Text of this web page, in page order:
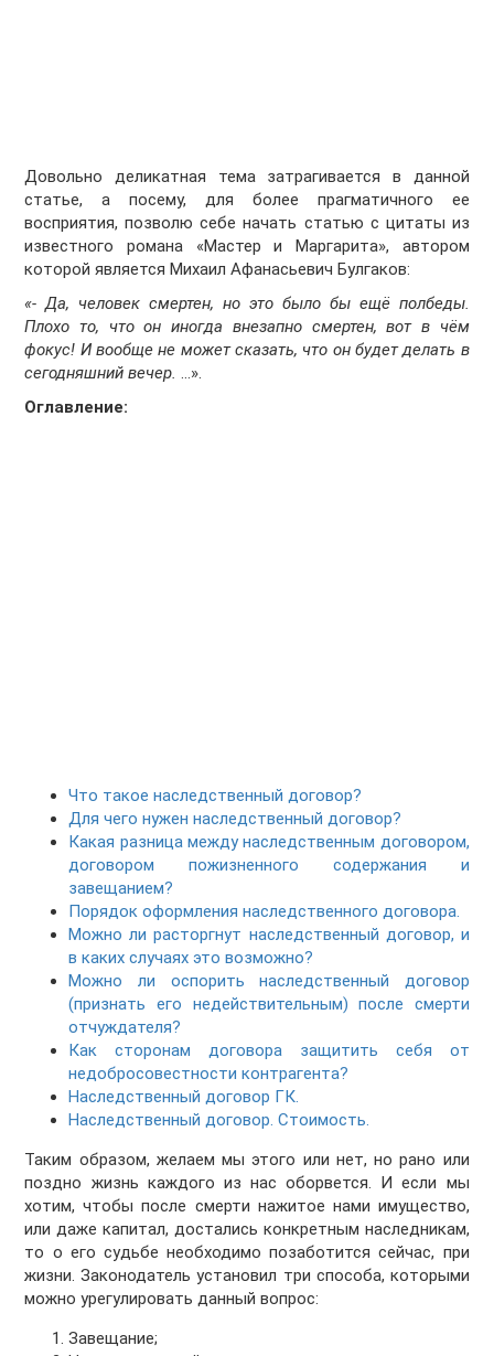
Довольно деликатная тема затрагивается в данной
статье, а посему, для более прагматичного ее
восприятия, позволю себе начать статью с цитаты из
известного романа «Мастер и Маргарита», автором
которой является Михаил Афанасьевич Булгаков:
«- Да, человек смертен, но это было бы ещё полбеды.
Плохо то, что он иногда внезапно смертен, вот в чём
фокус! И вообще не может сказать, что он будет делать в
сегодняшний вечер. …».
Оглавление:
Что такое наследственный договор?
Для чего нужен наследственный договор?
Какая разница между наследственным договором,
договором пожизненного содержания и
завещанием?
Порядок оформления наследственного договора.
Можно ли расторгнут наследственный договор, и
в каких случаях это возможно?
Можно ли оспорить наследственный договор
(признать его недействительным) после смерти
отчуждателя?
Как сторонам договора защитить себя от
недобросовестности контрагента?
Наследственный договор ГК.
Наследственный договор. Стоимость.
Таким образом, желаем мы этого или нет, но рано или
поздно жизнь каждого из нас оборвется. И если мы
хотим, чтобы после смерти нажитое нами имущество,
или даже капитал, достались конкретным наследникам,
то о его судьбе необходимо позаботится сейчас, при
жизни. Законодатель установил три способа, которыми
можно урегулировать данный вопрос:
Завещание;